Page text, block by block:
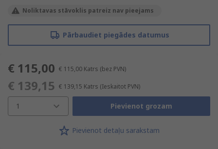
Noliktavas stāvoklis patreiz nav pieejams
Pārbaudiet piegādes datumus
€ 115,00 € 115,00 Katrs (bez PVN)
€ 139,15 € 139,15 Katrs (Ieskaitot PVN)
1 Pievienot grozam
Pievienot detaļu sarakstam